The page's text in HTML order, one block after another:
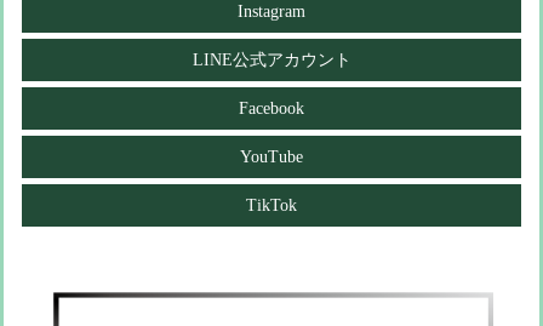
Instagram
LINE公式アカウント
Facebook
YouTube
TikTok